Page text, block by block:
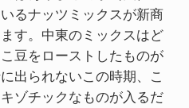
るナッツミックスが新商
す。中東のミックスはど
豆をローストしたものが
出られないこの時期、こ
ゾチックなものが入るだ